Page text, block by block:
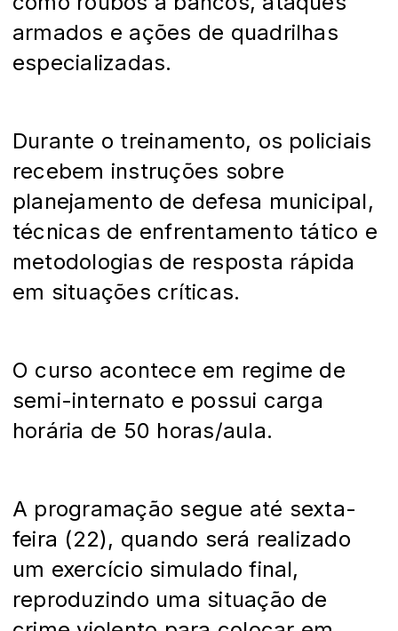
armados e ações de quadrilhas
especializadas.
Durante o treinamento, os policiais
recebem instruções sobre
planejamento de defesa municipal,
técnicas de enfrentamento tático e
metodologias de resposta rápida
em situações críticas.
O curso acontece em regime de
semi-internato e possui carga
horária de 50 horas/aula.
A programação segue até sexta-
feira (22), quando será realizado
um exercício simulado final,
reproduzindo uma situação de